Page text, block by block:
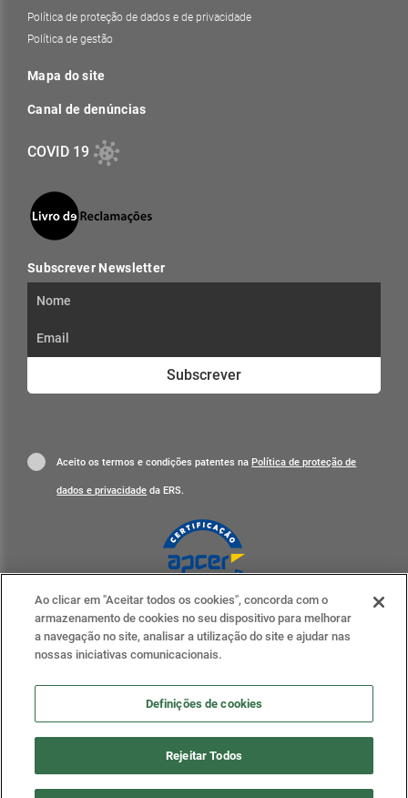
Política de proteção de dados e de privacidade
Política de gestão
Mapa do site
Canal de denúncias
COVID 19
Subscrever Newsletter
Subscrever
Aceito os termos e condições patentes naPolítica de proteção de
dados e privacidade da ERS.
ERS nas redes sociais
Ao clicar em "Aceitar todos os cookies", concorda com o
armazenamento de cookies no seu dispositivo para melhorar
a navegação no site, analisar a utilização do site e ajudar nas
nossas iniciativas comunicacionais.
Definições de cookies
Rejeitar Todos